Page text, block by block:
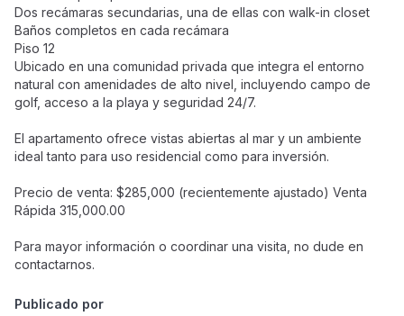
Dos recámaras secundarias, una de ellas con walk-in closet
Baños completos en cada recámara
Piso 12
Ubicado en una comunidad privada que integra el entorno
natural con amenidades de alto nivel, incluyendo campo de
golf, acceso a la playa y seguridad 24/7.
El apartamento ofrece vistas abiertas al mar y un ambiente
ideal tanto para uso residencial como para inversión.
Precio de venta: $285,000 (recientemente ajustado) Venta
Rápida 315,000.00
Para mayor información o coordinar una visita, no dude en
contactarnos.
Publicado por